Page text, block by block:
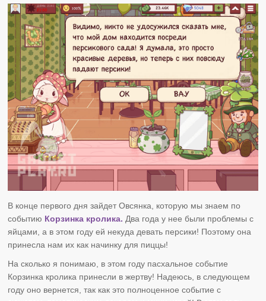
В конце первого дня зайдет Овсянка, которую мы знаем по
событию Корзинка кролика. Два года у нее были проблемы с
яйцами, а в этом году ей некуда девать персики! Поэтому она
принесла нам их как начинку для пиццы!
На сколько я понимаю, в этом году пасхальное событие
Корзинка кролика принесли в жертву! Надеюсь, в следующем
году оно вернется, так как это полноценное событие с